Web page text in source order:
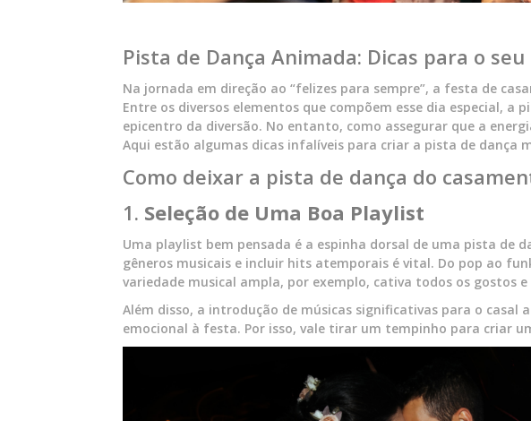
Pista de Dança Animada: Dicas para o
Na jornada em direção ao “felizes para sempre”, a festa de
Entre os diversos elementos que compõem esse dia especial, a
epicentro da diversão. No entanto, como assegurar que a
Aqui estão algumas dicas infalíveis para criar a pista de dança
Como deixar a pista de dança do
1. Seleção de Uma Boa Playlist
Uma playlist bem pensada é a espinha dorsal de uma pista de
gêneros musicais e incluir hits atemporais é vital. Do pop ao
variedade musical ampla, por exemplo, cativa todos os gostos e
Além disso, a introdução de músicas significativas para o casal
emocional à festa. Por isso, vale tirar um tempinho para criar